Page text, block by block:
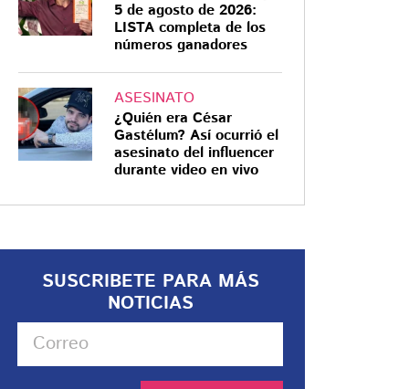
5 de agosto de 2026:
LISTA completa de los
números ganadores
ASESINATO
¿Quién era César
Gastélum? Así ocurrió el
asesinato del influencer
durante video en vivo
SUSCRIBETE PARA MÁS
NOTICIAS